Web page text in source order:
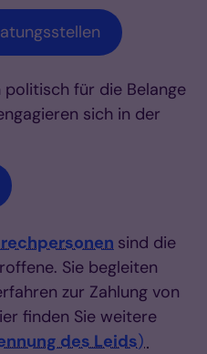
für die Belange
sich in der
sind die
Sie begleiten
zur Zahlung von
finden Sie weitere
des Leids)